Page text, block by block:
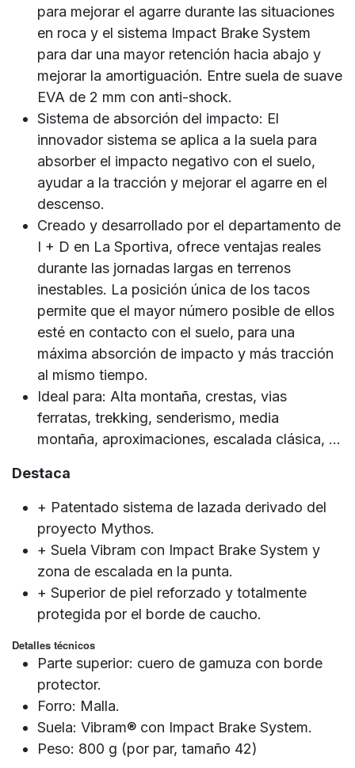
para mejorar el agarre durante las situaciones
en roca y el sistema Impact Brake System
para dar una mayor retención hacia abajo y
mejorar la amortiguación. Entre suela de suave
EVA de 2 mm con anti-shock.
Sistema de absorción del impacto: El
innovador sistema se aplica a la suela para
absorber el impacto negativo con el suelo,
ayudar a la tracción y mejorar el agarre en el
descenso.
Creado y desarrollado por el departamento de
I + D en La Sportiva, ofrece ventajas reales
durante las jornadas largas en terrenos
inestables. La posición única de los tacos
permite que el mayor número posible de ellos
esté en contacto con el suelo, para una
máxima absorción de impacto y más tracción
al mismo tiempo.
Ideal para: Alta montaña, crestas, vias
ferratas, trekking, senderismo, media
montaña, aproximaciones, escalada clásica, ...
Destaca
+ Patentado sistema de lazada derivado del
proyecto Mythos.
+ Suela Vibram con Impact Brake System y
zona de escalada en la punta.
+ Superior de piel reforzado y totalmente
protegida por el borde de caucho.
Detalles técnicos
Parte superior: cuero de gamuza con borde
protector.
Forro: Malla.
Suela: Vibram® con Impact Brake System.
Peso: 800 g (por par, tamaño 42)